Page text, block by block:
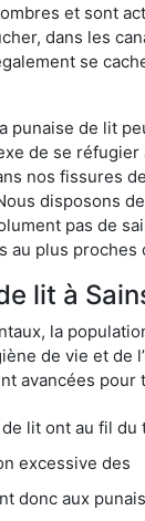
et sont
dans les
se
de lit
de se réfugier
nos fissures
disposons
pas de
au plus proches
lit à
la
de vie et
avancées
au fil du temps